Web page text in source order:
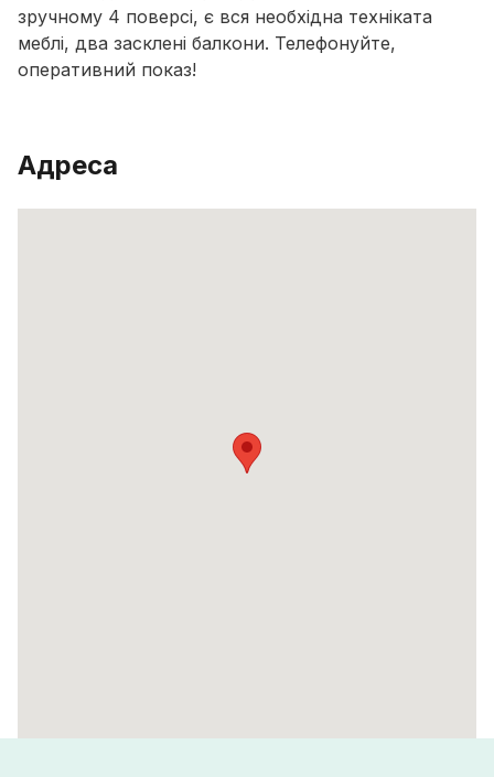
зручному 4 поверсі, є вся необхідна техніката
меблі, два засклені балкони. Телефонуйте,
оперативний показ!
Адреса